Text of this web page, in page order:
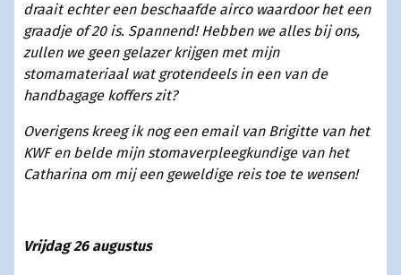
draait echter een beschaafde airco waardoor het een
graadje of 20 is. Spannend! Hebben we alles bij ons,
zullen we geen gelazer krijgen met mijn
stomamateriaal wat grotendeels in een van de
handbagage koffers zit?
Overigens kreeg ik nog een email van Brigitte van het
KWF en belde mijn stomaverpleegkundige van het
Catharina om mij een geweldige reis toe te wensen!
Vrijdag 26 augustus